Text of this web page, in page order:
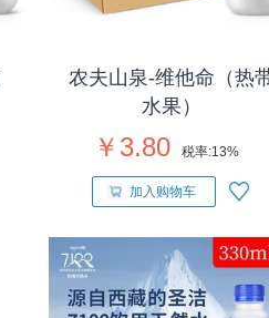
农夫山泉-维他命（热
水果）
￥3.80 税率:13%
加入购物车